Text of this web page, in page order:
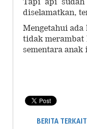
diselamatkan,
Mengetahui
tidak merambat
sementara
BERITA TERKAIT